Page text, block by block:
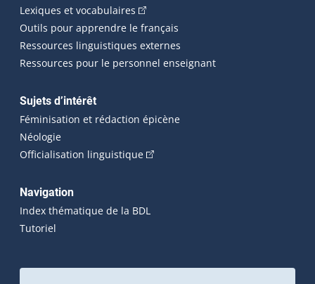
Lexiques et vocabulaires (Cet hyperlien externe s'ouvrira
Outils pour apprendre le français
Ressources linguistiques externes
Ressources pour le personnel enseignant
Sujets d’intérêt
Féminisation et rédaction épicène
Néologie
Officialisation linguistique(Cet hyperlien externe s'ouvrira
Navigation
Index thématique de la BDL
Tutoriel